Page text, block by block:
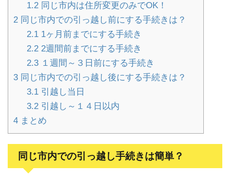
1.2同じ市内は住所変更のみでOK！
2 同じ市内での引っ越し前にする手続きは？
2.11ヶ月前までにする手続き
2.22週間前までにする手続き
2.3１週間～３日前にする手続き
3 同じ市内での引っ越し後にする手続きは？
3.1引越し当日
3.2引越し～１４日以内
4 まとめ
同じ市内での引っ越し手続きは簡単？